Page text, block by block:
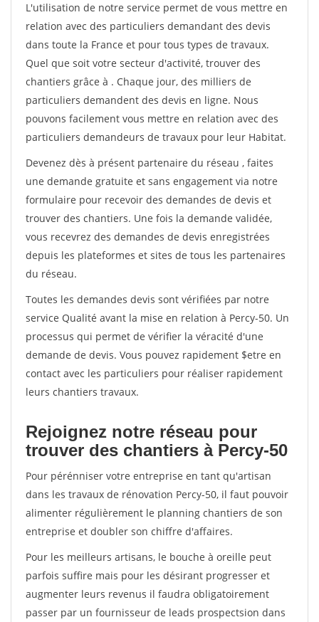
L'utilisation de notre service permet de vous mettre en
relation avec des particuliers demandant des devis
dans toute la France et pour tous types de travaux.
Quel que soit votre secteur d'activité, trouver des
chantiers grâce à . Chaque jour, des milliers de
particuliers demandent des devis en ligne. Nous
pouvons facilement vous mettre en relation avec des
particuliers demandeurs de travaux pour leur Habitat.
Devenez dès à présent partenaire du réseau , faites
une demande gratuite et sans engagement via notre
formulaire pour recevoir des demandes de devis et
trouver des chantiers. Une fois la demande validée,
vous recevrez des demandes de devis enregistrées
depuis les plateformes et sites de tous les partenaires
du réseau.
Toutes les demandes devis sont vérifiées par notre
service Qualité avant la mise en relation à Percy-50. Un
processus qui permet de vérifier la véracité d'une
demande de devis. Vous pouvez rapidement $etre en
contact avec les particuliers pour réaliser rapidement
leurs chantiers travaux.
Rejoignez notre réseau pour
trouver des chantiers à Percy-50
Pour pérénniser votre entreprise en tant qu'artisan
dans les travaux de rénovation Percy-50, il faut pouvoir
alimenter régulièrement le planning chantiers de son
entreprise et doubler son chiffre d'affaires.
Pour les meilleurs artisans, le bouche à oreille peut
parfois suffire mais pour les désirant progresser et
augmenter leurs revenus il faudra obligatoirement
passer par un fournisseur de leads prospectsion dans